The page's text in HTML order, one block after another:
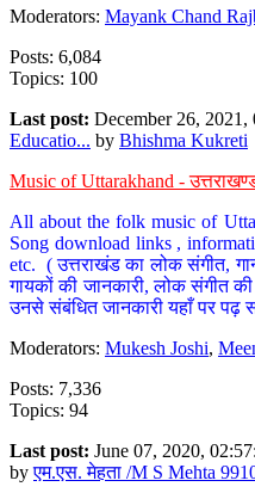
Moderators: Mayank Chand
Posts: 6,084
Topics: 100
Last post: December 26, 2021,
Educatio... by Bhishma Kukreti
Music of Uttarakhand -
All about the folk music of
Song download links ,
etc. ( उत्तराखंड का लोक संगीत,
गायकों की जानकारी, लोक संगीत
उनसे संबंधित जानकारी यहाँ पर पढ़
Moderators: Mukesh Joshi,
Posts: 7,336
Topics: 94
Last post: June 07, 2020,
byएम.एस. मेहता /M S Mehta